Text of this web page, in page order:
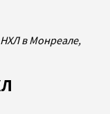
НХЛ в Монреале,